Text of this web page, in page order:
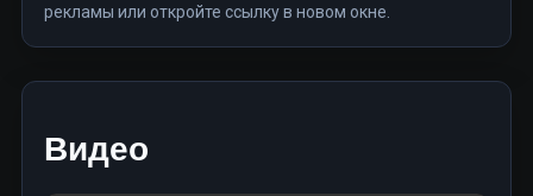
рекламы или откройте ссылку в новом окне.
Видео